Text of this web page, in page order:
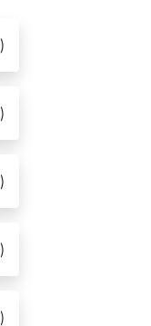
)
)
)
)
)